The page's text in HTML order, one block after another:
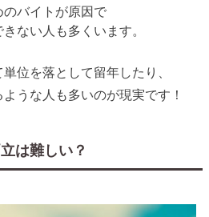
バイトが原因で
ない人も多くいます。
位を落として留年したり、
うな人も多いのが現実です！
は難しい？